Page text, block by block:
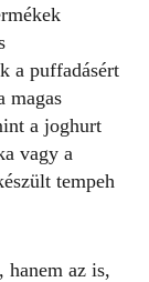
a puffadásért
magas
a joghurt
vagy a
tempeh
hanem az is,